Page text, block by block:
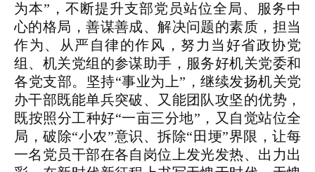
为本”，不断提升支部党员站位全局、服务中
心的格局，善谋善成、解决问题的素质，担当
作为、从严自律的作风，努力当好省政协党
组、机关党组的参谋助手，服务好机关党委和
各党支部。坚持“事业为上”，继续发扬机关党
办干部既能单兵突破、又能团队攻坚的优势，
既按照分工种好“一亩三分地”，又自觉站位全
局，破除“小农”意识、拆除“田埂”界限，让每
一名党员干部在各自岗位上发光发热、出力出